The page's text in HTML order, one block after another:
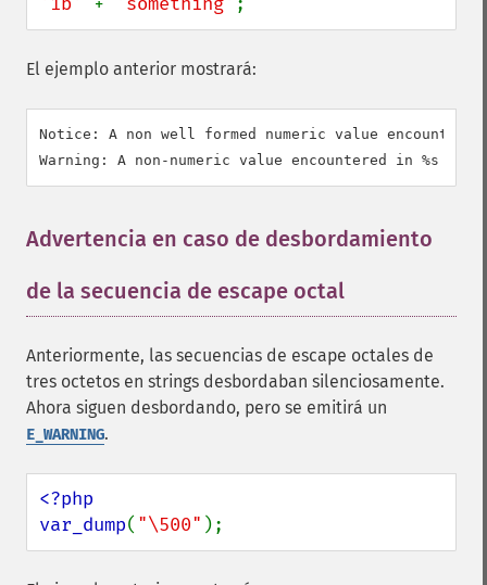
El ejemplo anterior mostrará:
Notice: A non well formed numeric value
Advertencia en caso de desbordamiento
de la secuencia de escape octal
Anteriormente, las secuencias de escape octales de
tres octetos en strings desbordaban silenciosamente.
Ahora siguen desbordando, pero se emitirá un
E_WARNING.
<?php
var_dump( "\500" );